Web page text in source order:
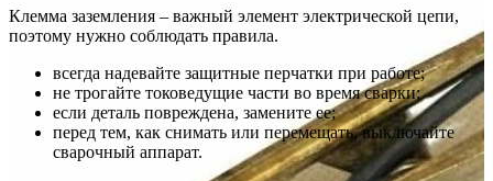
Клемма заземления – важный элемент электрической цепи,
поэтому нужно соблюдать правила.
всегда надевайте защитные перчатки при работе;
не трогайте токоведущие части во время сварки;
если деталь повреждена, замените ее;
перед тем, как снимать или перемещать, выключайте
сварочный аппарат.